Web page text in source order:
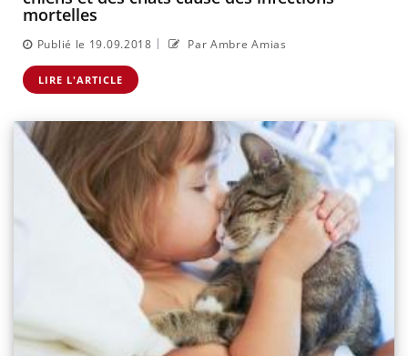
mortelles
Publié le 19.09.2018 | Par Ambre Amias
LIRE L'ARTICLE